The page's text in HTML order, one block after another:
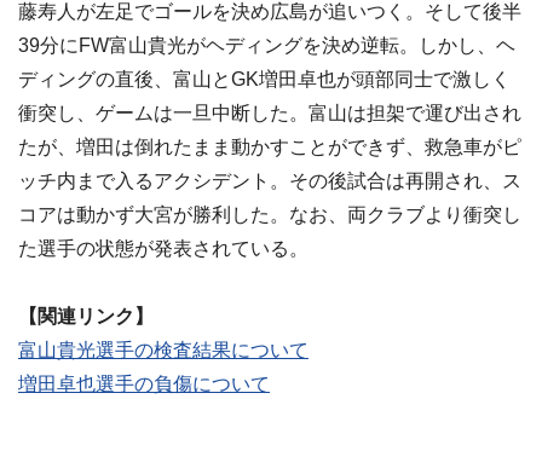
藤寿人が左足でゴールを決め広島が追いつく。そして後半
39分にFW富山貴光がヘディングを決め逆転。しかし、ヘ
ディングの直後、富山とGK増田卓也が頭部同士で激しく
衝突し、ゲームは一旦中断した。富山は担架で運び出され
たが、増田は倒れたまま動かすことができず、救急車がピ
ッチ内まで入るアクシデント。その後試合は再開され、ス
コアは動かず大宮が勝利した。なお、両クラブより衝突し
た選手の状態が発表されている。
【関連リンク】
富山貴光選手の検査結果について
増田卓也選手の負傷について